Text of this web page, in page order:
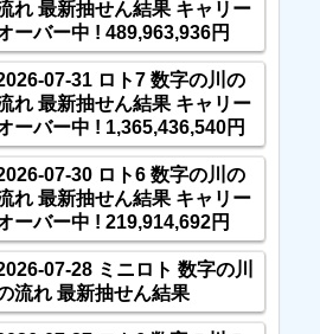
れ 最新抽せん結果 キャリー
ーバー中 ! 489,963,936円
07-31 ロト7 数字の川の
れ 最新抽せん結果 キャリー
ーバー中 ! 1,365,436,540円
07-30 ロト6 数字の川の
れ 最新抽せん結果 キャリー
ーバー中 ! 219,914,692円
07-28 ミニロト 数字の川
流れ 最新抽せん結果